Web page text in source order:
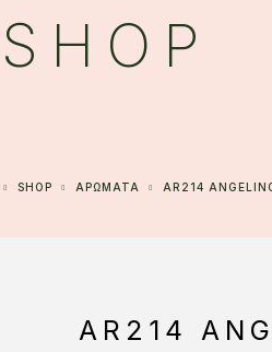
SHOP
SHOP ΑΡΩΜΑΤΑ AR214
AR214